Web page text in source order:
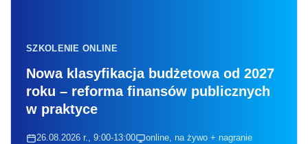
SZKOLENIE ONLINE
Nowa klasyfikacja budżetowa od 2027
roku – reforma finansów publicznych
w praktyce
26.08.2026 r., 9:00-13:00 online, na żywo + nagranie